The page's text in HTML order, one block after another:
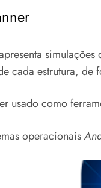
simulações
cada estrutura, de
usado como
operacionais